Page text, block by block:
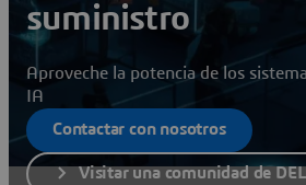
suministro
Aproveche la potencia de los
IA
Contactar con nosotros
Visitar una comunidad de